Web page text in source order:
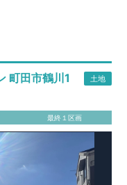
載
クス・玄関電子キー・
を作って、きちんと手
けが認定を受けられる
は、国が定めた下記7つ
。東栄住宅は全棟でク
④住戸面積⑤省エネル
優遇、固定資産税の減
住宅性能評価ダブル
町田市鶴川1
土地
最終１区画